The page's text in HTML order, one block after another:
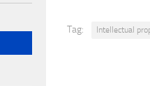
Tag: Intellectual